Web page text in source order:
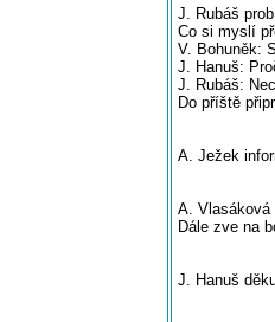
J. Rubáš
Co si myslí
V. Bohuněk:
J. Hanuš:
J. Rubáš:
Do příště
A. Ježek
A. Vlasáková
Dále zve na
J. Hanuš